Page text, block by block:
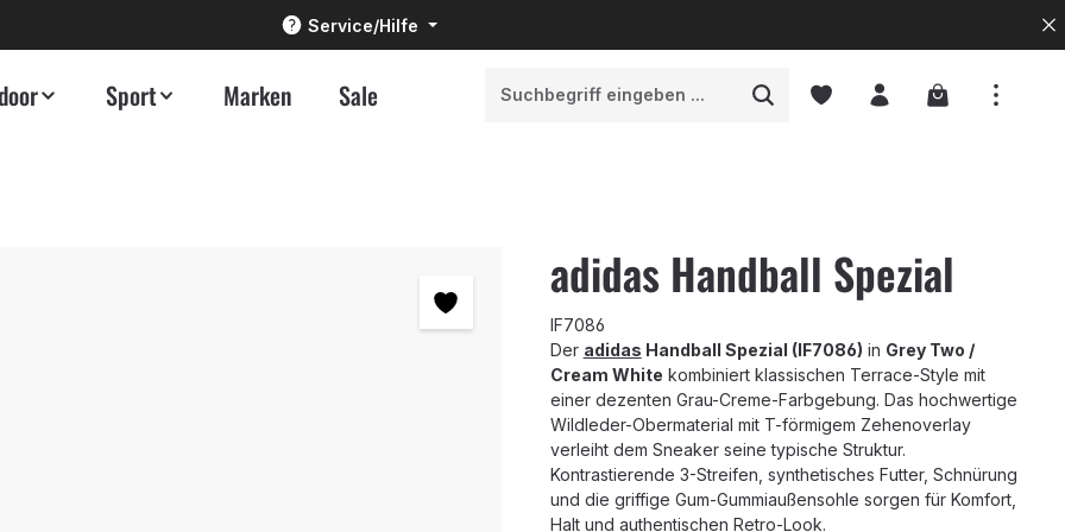
Service/Hilfe
Sport Marken Sale Warenkorb
adidas Handball Spezial
IF7086
Der adidas Handball Spezial (IF7086) in Grey Two /
Cream White kombiniert klassischen Terrace-Style mit
einer dezenten Grau-Creme-Farbgebung. Das hochwertige
Wildleder-Obermaterial mit T-förmigem Zehenoverlay
verleiht dem Sneaker seine typische Struktur.
Kontrastierende 3-Streifen, synthetisches Futter, Schnürung
und die griffige Gum-Gummiaußensohle sorgen für Komfort,
Halt und authentischen Retro-Look.